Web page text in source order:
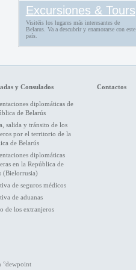
Excursiones & Tours
Visitéis los lugares más interesantes de
Belarus. Va a descubrir y enamorarse con este
país.
y Consulados
diplomáticas de
de Belarús
salida y tránsito de los
por el territorio de la
de Belarús
diplomáticas
en la República de
(Bielorrusia)
de seguros médicos
de aduanas
de los extranjeros
Contactos
°dewpoint